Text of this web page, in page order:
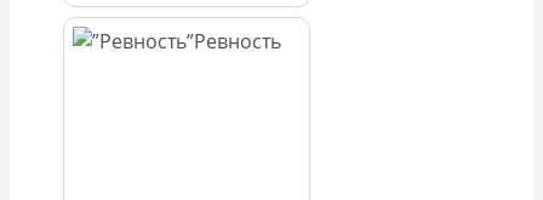
Ревность